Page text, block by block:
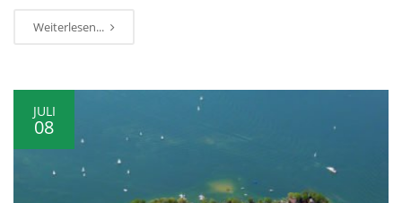
Weiterlesen...
JULI
08